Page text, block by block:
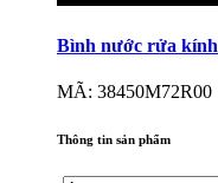
Bình nước rửa kính
MÃ: 38450M72R00
Thông tin sản phẩm